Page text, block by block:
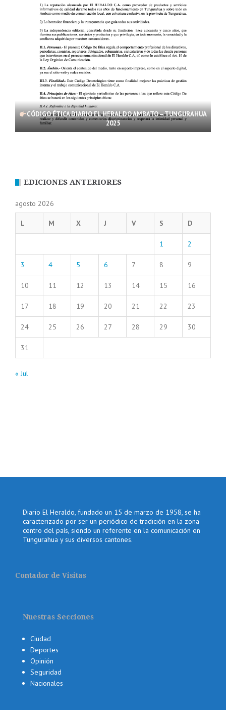
CÓDIGO ÉTICA DIARIO EL HERALDO AMBATO – TUNGURAHUA
2025
EDICIONES ANTERIORES
agosto 2026
L M X J V S D
1 2
3 4 5 6 7 8 9
10 11 12 13 14 15 16
17 18 19 20 21 22 23
24 25 26 27 28 29 30
31
« Jul
Diario El Heraldo, fundado un 15 de marzo de 1958, se ha
caracterizado por ser un periódico de tradición en la zona
centro del país, siendo un referente en la comunicación en
Tungurahua y sus diversos cantones.
Contador de Visitas
Nuestras Secciones
Ciudad
Deportes
Opinión
Seguridad
Nacionales